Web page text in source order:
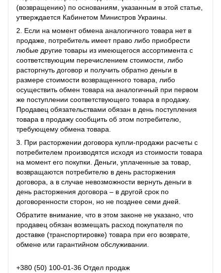
(возвращению) по основаниям, указанным в этой статье,
утверждается Кабинетом Министров Украины.
2. Если на момент обмена аналогичного товара нет в
продаже, потребитель имеет право либо приобрести
любые другие товары из имеющегося ассортимента с
соответствующим перечислением стоимости, либо
расторгнуть договор и получить обратно деньги в
размере стоимости возвращенного товара, либо
осуществить обмен товара на аналогичный при первом
же поступлении соответствующего товара в продажу.
Продавец обязательствами обязан в день поступления
товара в продажу сообщить об этом потребителю,
требующему обмена товара.
3. При расторжении договора купли-продажи расчеты с
потребителем производятся исходя из стоимости товара
на момент его покупки. Деньги, уплаченные за товар,
возвращаются потребителю в день расторжения
договора, а в случае невозможности вернуть деньги в
день расторжения договора – в другой срок по
договоренности сторон, но не позднее семи дней.
Обратите внимание, что в этом законе не указано, что
продавец обязан возмещать расход покупателя по
доставке (транспортировке) товара при его возврате,
обмене или гарантийном обслуживании.
+380 (50) 100-01-36 Отдел продаж